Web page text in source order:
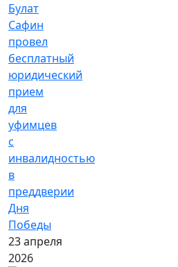
Булат
Сафин
провел
бесплатный
юридический
прием
для
уфимцев
с
инвалидностью
в
преддверии
Дня
Победы
23 апреля
2026